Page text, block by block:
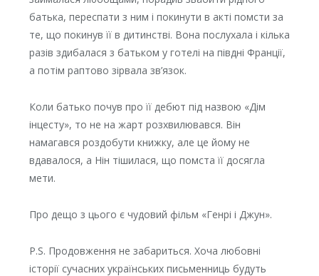
батька, переспати з ним і покинути в акті помсти за
те, що покинув її в дитинстві. Вона послухала і кілька
разів здибалася з батьком у готелі на півдні Франції,
а потім раптово зірвала зв’язок.
Коли батько почув про її дебют під назвою «Дім
інцесту», то не на жарт розхвилювався. Він
намагався роздобути книжку, але це йому не
вдавалося, а Нін тішилася, що помста її досягла
мети.
Про дещо з цього є чудовий фільм «Генрі і Джун».
P.S. Продовження не забариться. Хоча любовні
історії сучасних українських письменниць будуть